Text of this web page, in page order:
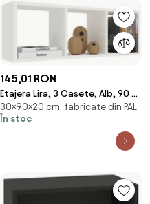
145,01 RON
Etajera Lira, 3 Casete, Alb, 90 x
20 x 30 cm
30×90×20 cm, fabricate din PAL
În stoc